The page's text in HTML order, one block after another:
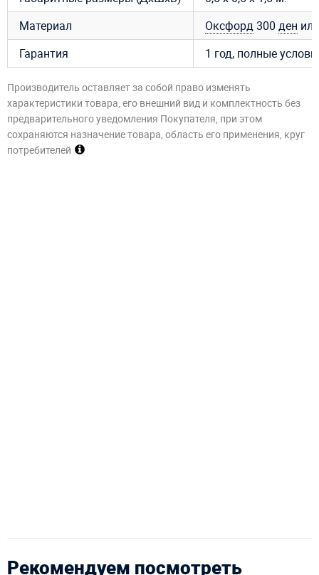
Материал
Оксфорд300 ден
Гарантия
1 год, полные
Производитель оставляет за собой право изменять
характеристики товара, его внешний вид и комплектность без
предварительного уведомления Покупателя, при этом
сохраняются назначение товара, область его применения, круг
потребителей
Рекомендуем посмотреть